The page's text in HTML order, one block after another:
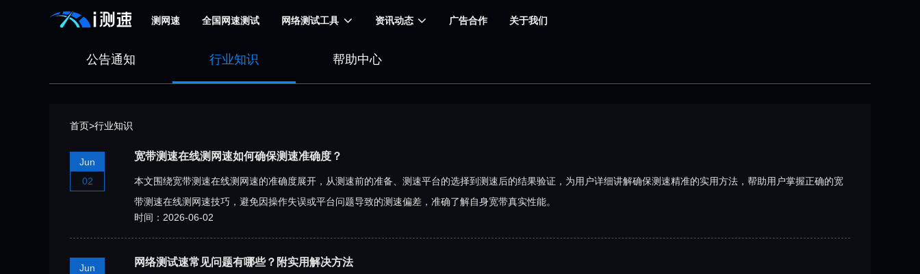
测网速 全国网速测试 网络测试工具 资讯动态 广告合作 关于我们
公告通知 行业知识 帮助中心
首页>行业知识
Jun
02
宽带测速在线测网速如何确保测速准确度？
本文围绕宽带测速在线测网速的准确度展开，从测速前的准备、测速平台的选择到测速后的结果验证，为用户详细讲解确保测速精准的实用方法，帮助用户掌握正确的宽
带测速在线测网速技巧，避免因操作失误或平台问题导致的测速偏差，准确了解自身宽带真实性能。
时间：2026-06-02
Jun
网络测试速常见问题有哪些？附实用解决方法